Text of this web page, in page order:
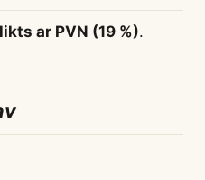
ar PVN (19 %).